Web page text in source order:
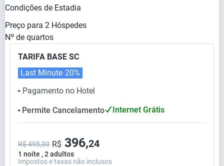
Condições de Estadia
Preço para 2 Hóspedes
Nº de quartos
TARIFA BASE SC
⬤ Pagamento no Hotel
Last Minute 20%
⬤ Permite Cancelamento Internet Grátis
1 noite , 2 adultos
R$ 495,30 R$ 396,24
Impostos e taxas não inclusos